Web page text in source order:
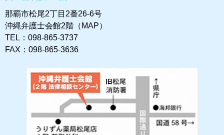
那覇市松尾2丁目2番26-6号
沖縄弁護士会館2階（MAP）
TEL：098-865-3737
FAX：098-865-3636